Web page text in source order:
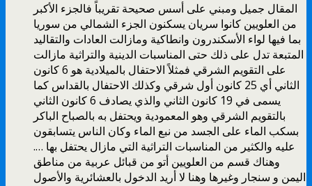
المقال جميل ومبني على أسس صحيحة تقريباً فالجزء الأكبر
من العلويين كانوا سريان يسكنون الجزء الشمالي من سوريا
بما فيها لواء الأسكندرون وانطاكية ومازالت العادات والتقاليد
المتبعة تدل على ذلك حتى المناسبات الدينية والتراثية مازالت
على التقويم الشرقي فمثلاً الاحتفال بالميلادية هو 6 كانون
الثاني أي 25 كانون أول شرقي وكذلك الاحتفال بالقداس كما
يسمى في 19 كانون الثاني والذي يصادف 6 كانون الثاني
بالتقويم الشرقي وهو المعمودية ويحتفل به بالصباح الباكر
بسكب الماء على الجسد من نبع الماء وكان الناس يتسابقون
عليه والكثير من المناسبات التراثية التي مازال يحتفل بها ….
وهناك قسم من العلويين أتو من قبائل عربية من مناطق
اليمن و سنجار وغيرها وهنا لا أريد الدخول بالعشائرية والأصول